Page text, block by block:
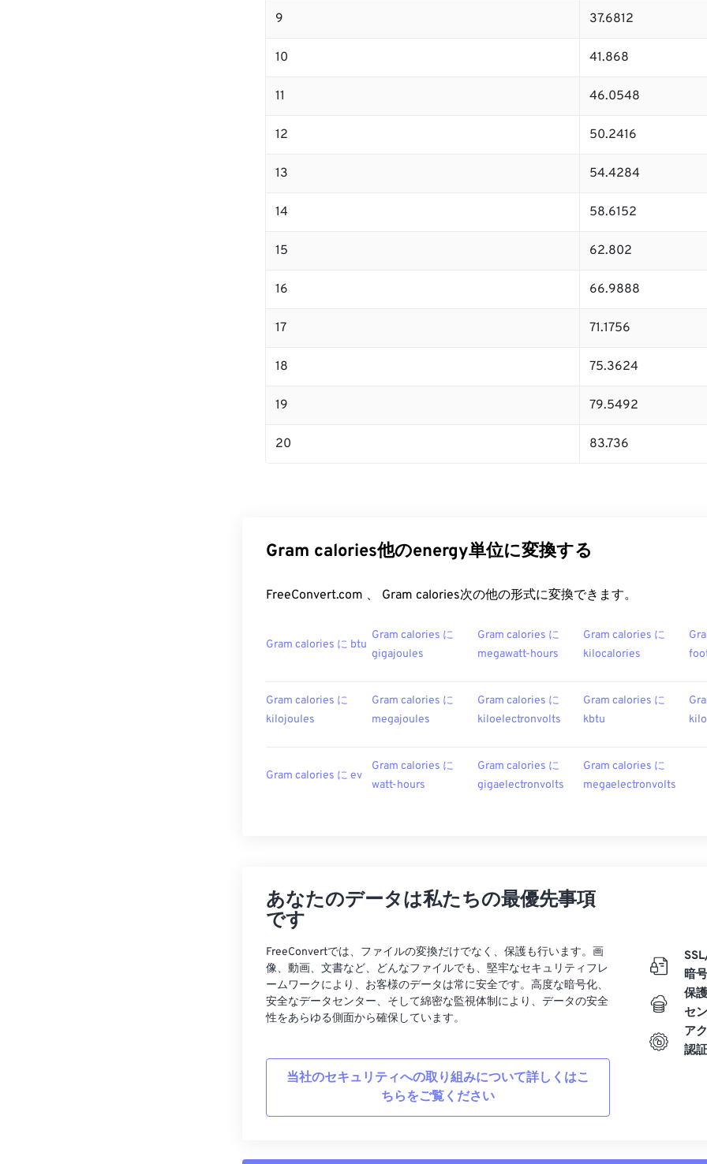
9 37.6812
10 41.868
11 46.0548
12 50.2416
13 54.4284
14 58.6152
15 62.802
16 66.9888
17 71.1756
18 75.3624
19 79.5492
20 83.736
Gram calories他のenergy単位に変換する
FreeConvert.com 、 Gram calories次の他の形式に変換できます。
Gram calories に btu
Gram calories に
gigajoules
Gram calories に
megawatt-hours
Gram calories に
kilocalories
Gram calories に
kilojoules
Gram calories に
megajoules
Gram calories に
kiloelectronvolts
Gram calories に
kbtu
Gram calories に ev
Gram calories に
watt-hours
Gram calories に
gigaelectronvolts
Gram calories に
megaelectronvolts
あなたのデータは私たちの最優先事項
です
FreeConvertでは、ファイルの変換だけでなく、保護も行います。画
像、動画、文書など、どんなファイルでも、堅牢なセキュリティフレ
ームワークにより、お客様のデータは常に安全です。高度な暗号化、
安全なデータセンター、そして綿密な監視体制により、データの安全
性をあらゆる側面から確保しています。
当社のセキュリティへの取り組みについて詳しくはこ
ちらをご覧ください
暗
保
セ
ア
認証